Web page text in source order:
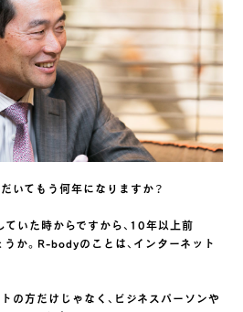
いてもう何年になりますか？
ていた時からですから、10年以上前
。R-bodyのことは、インターネット
の方だけじゃなく、ビジネスパーソンや